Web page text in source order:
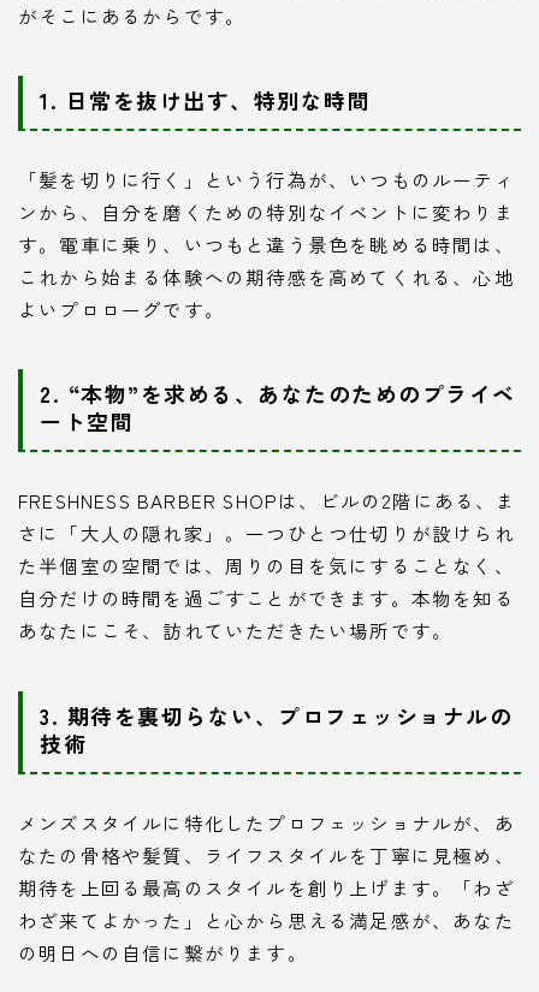
がそこにあるからです。
1. 日常を抜け出す、特別な時間
「髪を切りに行く」という行為が、いつものルーティ
ンから、自分を磨くための特別なイベントに変わりま
す。電車に乗り、いつもと違う景色を眺める時間は、
これから始まる体験への期待感を高めてくれる、心地
よいプロローグです。
2. “本物”を求める、あなたのためのプライベ
ート空間
FRESHNESS BARBER SHOPは、ビルの2階にある、ま
さに「大人の隠れ家」。一つひとつ仕切りが設けられ
た半個室の空間では、周りの目を気にすることなく、
自分だけの時間を過ごすことができます。本物を知る
あなたにこそ、訪れていただきたい場所です。
3. 期待を裏切らない、プロフェッショナルの
技術
メンズスタイルに特化したプロフェッショナルが、あ
なたの骨格や髪質、ライフスタイルを丁寧に見極め、
期待を上回る最高のスタイルを創り上げます。「わざ
わざ来てよかった」と心から思える満足感が、あなた
の明日への自信に繋がります。